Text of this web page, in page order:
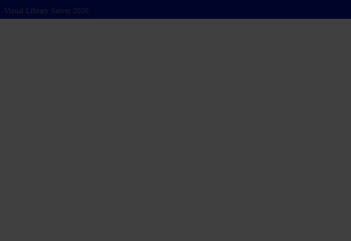
Visual Library Server 2026